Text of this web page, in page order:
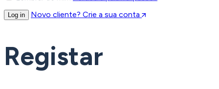
Log in Novo cliente? Crie a sua conta
Registar